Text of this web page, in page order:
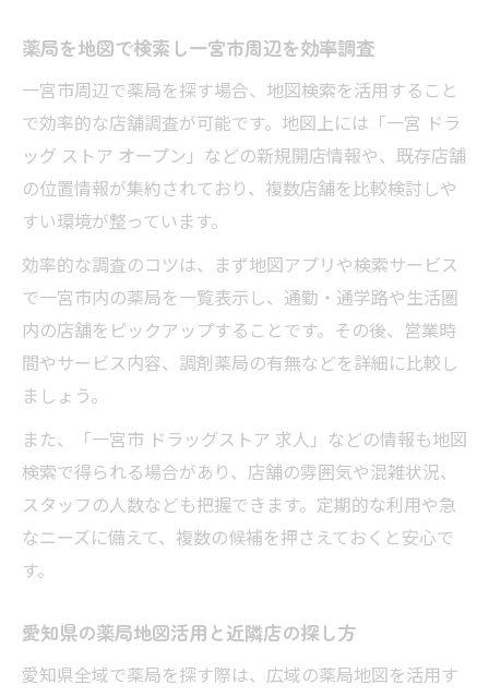
薬局を地図で検索し一宮市周辺を効率調査
一宮市周辺で薬局を探す場合、地図検索を活用すること
で効率的な店舗調査が可能です。地図上には「一宮 ドラ
ッグ ストア オープン」などの新規開店情報や、既存店舗
の位置情報が集約されており、複数店舗を比較検討しや
すい環境が整っています。
効率的な調査のコツは、まず地図アプリや検索サービス
で一宮市内の薬局を一覧表示し、通勤・通学路や生活圏
内の店舗をピックアップすることです。その後、営業時
間やサービス内容、調剤薬局の有無などを詳細に比較し
ましょう。
また、「一宮市 ドラッグストア 求人」などの情報も地図
検索で得られる場合があり、店舗の雰囲気や混雑状況、
スタッフの人数なども把握できます。定期的な利用や急
なニーズに備えて、複数の候補を押さえておくと安心で
す。
愛知県の薬局地図活用と近隣店の探し方
愛知県全域で薬局を探す際は、広域の薬局地図を活用す